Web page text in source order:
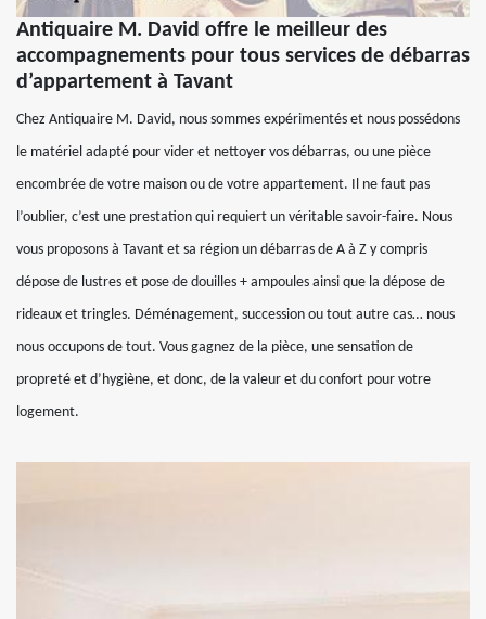
Antiquaire M. David offre le meilleur des
accompagnements pour tous services de débarras
d’appartement à Tavant
Chez Antiquaire M. David, nous sommes expérimentés et nous possédons
le matériel adapté pour vider et nettoyer vos débarras, ou une pièce
encombrée de votre maison ou de votre appartement. Il ne faut pas
l’oublier, c’est une prestation qui requiert un véritable savoir-faire. Nous
vous proposons à Tavant et sa région un débarras de A à Z y compris
dépose de lustres et pose de douilles + ampoules ainsi que la dépose de
rideaux et tringles. Déménagement, succession ou tout autre cas… nous
nous occupons de tout. Vous gagnez de la pièce, une sensation de
propreté et d’hygiène, et donc, de la valeur et du confort pour votre
logement.